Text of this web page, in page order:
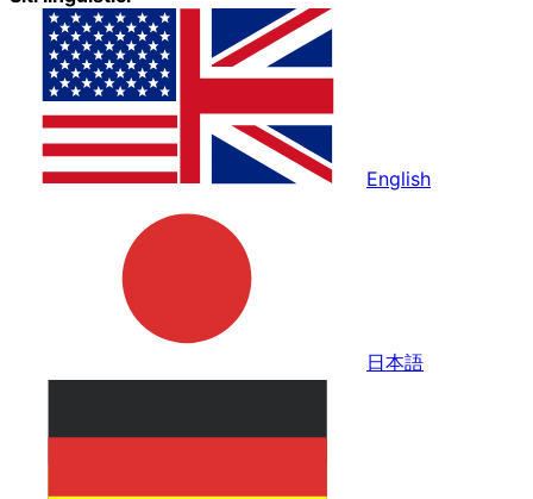
English
日本語